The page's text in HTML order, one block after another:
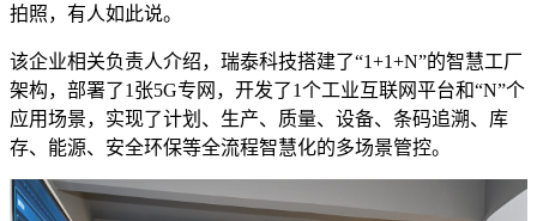
拍照，有人如此说。
该企业相关负责人介绍，瑞泰科技搭建了“1+1+N”的智慧工厂
架构，部署了1张5G专网，开发了1个工业互联网平台和“N”个
应用场景，实现了计划、生产、质量、设备、条码追溯、库
存、能源、安全环保等全流程智慧化的多场景管控。